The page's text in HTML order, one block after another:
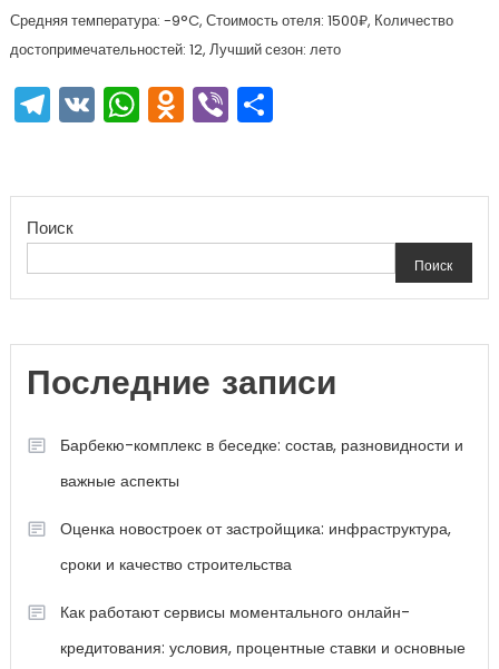
Средняя температура: -9°C, Стоимость отеля: 1500₽, Количество
достопримечательностей: 12, Лучший сезон: лето
Telegram
VKWhatsApp
Odnoklassniki
ViberОтправить
Поиск
Поиск
Последние записи
Барбекю-комплекс в беседке: состав, разновидности и
важные аспекты
Оценка новостроек от застройщика: инфраструктура,
сроки и качество строительства
Как работают сервисы моментального онлайн-
кредитования: условия, процентные ставки и основные